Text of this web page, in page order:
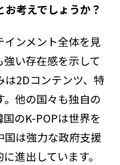
考えでしょうか？
ンメント全体を見
い存在感を示して
は2Dコンテンツ、特
他の国々も独自の
のK-POPは世界を
国は強力な政府支援
進出しています。